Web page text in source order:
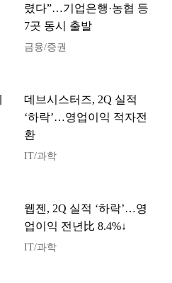
렸다”…기업은행·농협 등
7곳 동시 출발
금융/증권
데브시스터즈, 2Q 실적
‘하락’…영업이익 적자전
환
IT/과학
웹젠, 2Q 실적 ‘하락’…영
업이익 전년比 8.4%↓
IT/과학